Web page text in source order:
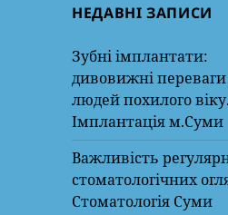
НЕДАВНІ ЗАПИСИ
Зубні імплантати:
дивовижні
людей похилого віку.
Імплантація м.Суми
Важливість
стоматологічних
Стоматологія Суми